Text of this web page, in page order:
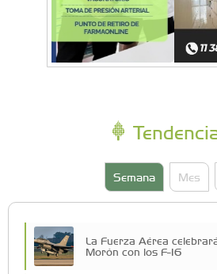
Semana Mes
La Fuerza Aérea
Morón con los F-16